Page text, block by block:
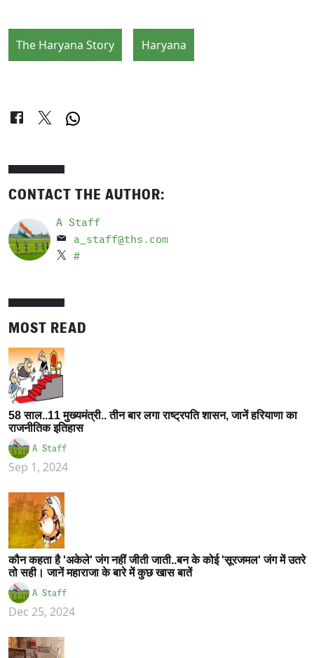
The Haryana Story Haryana
CONTACT THE AUTHOR:
A Staff
a_staff@ths.com
#
MOST READ
58 साल..11 मुख्यमंत्री.. तीन बार लगा राष्ट्रपति शासन, जानें हरियाणा का
राजनीतिक इतिहास
A Staff
Sep 1, 2024
कौन कहता है 'अकेले' जंग नहीं जीती जाती..बन के कोई 'सूरजमल' जंग में उतरे
तो सही। जानें महाराजा के बारे में कुछ खास बातें
A Staff
Dec 25, 2024